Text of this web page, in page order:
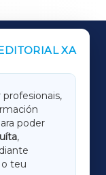
XA
poder
,
o teu